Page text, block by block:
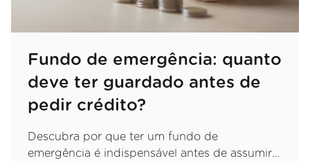
Fundo de emergência: quanto
deve ter guardado antes de
pedir crédito?
Descubra por que ter um fundo de
emergência é indispensável antes de assumir